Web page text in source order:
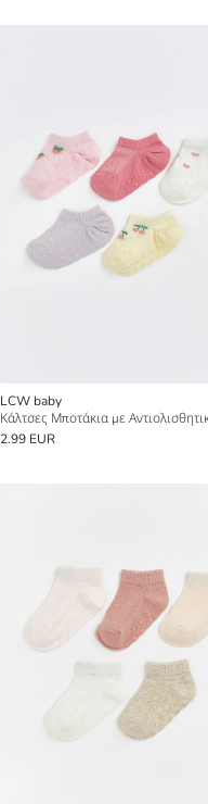
LCW baby
2.99 EUR